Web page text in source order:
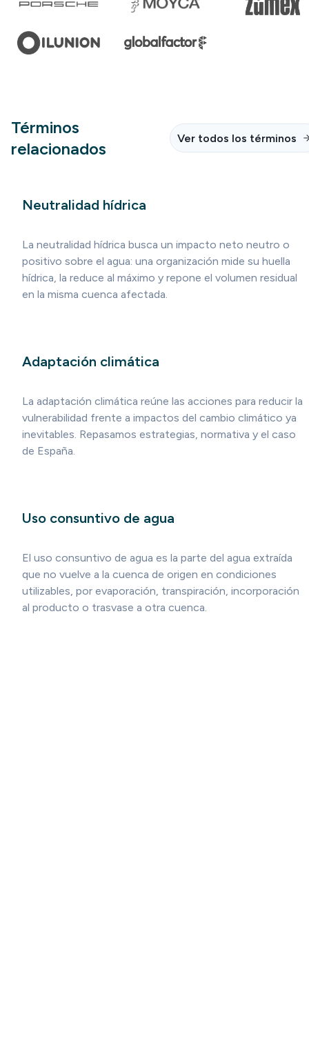
Términos
relacionados
Ver todos los términos
Neutralidad hídrica
La neutralidad hídrica busca un impacto neto neutro o
positivo sobre el agua: una organización mide su huella
hídrica, la reduce al máximo y repone el volumen residual
en la misma cuenca afectada.
Adaptación climática
La adaptación climática reúne las acciones para reducir la
vulnerabilidad frente a impactos del cambio climático ya
inevitables. Repasamos estrategias, normativa y el caso
de España.
Uso consuntivo de agua
El uso consuntivo de agua es la parte del agua extraída
que no vuelve a la cuenca de origen en condiciones
utilizables, por evaporación, transpiración, incorporación
al producto o trasvase a otra cuenca.